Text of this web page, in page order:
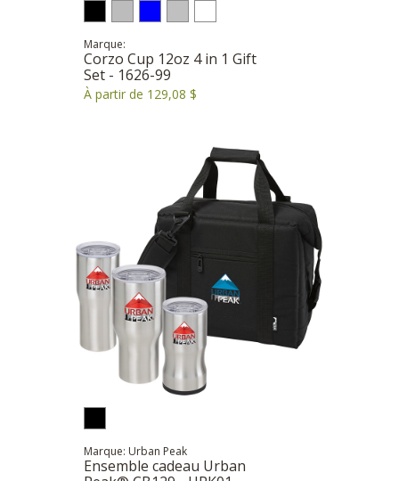
Marque:
Corzo Cup 12oz 4 in 1 Gift
Set - 1626-99
À partir de 129,08 $
Marque: Urban Peak
Ensemble cadeau Urban